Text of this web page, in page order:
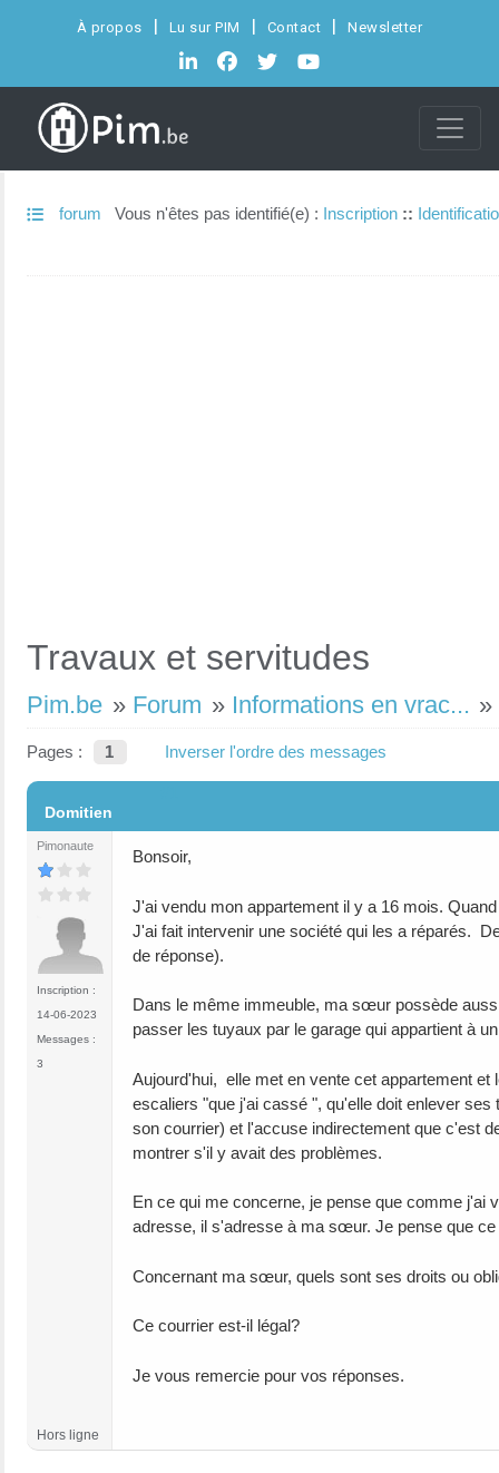
À propos Lu sur PIM Contact Newsletter
forum Vous n'êtes pas identifié(e) : Inscription ::
Travaux et servitudes
Pim.be » Forum » Informations en vrac... »
Pages : 1 Inverser l'ordre des messages
Domitien
Pimonaute
Inscription :
14-06-2023
Messages :
3
Bonsoir,
J'ai vendu mon appartement il y a 16 mois.
J'ai fait intervenir une société qui les a réparés.
de réponse).
Dans le même immeuble, ma sœur possède
passer les tuyaux par le garage qui appartient à
Aujourd'hui, elle met en vente cet appartement
escaliers "que j'ai cassé ", qu'elle doit enlever
son courrier) et l'accuse indirectement que c'est
montrer s'il y avait des problèmes.
En ce qui me concerne, je pense que comme
adresse, il s'adresse à ma sœur. Je pense que ce
Concernant ma sœur, quels sont ses droits ou
Ce courrier est-il légal?
Je vous remercie pour vos réponses.
Hors ligne